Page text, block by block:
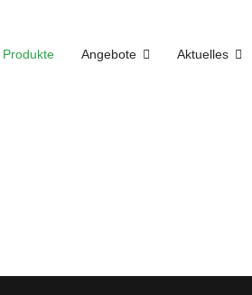
Produkte Angebote Aktuelles